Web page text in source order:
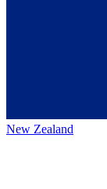
New Zealand